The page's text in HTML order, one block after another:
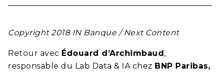
Copyright 2018 IN Banque / Next Content
Retour avec Édouard d’Archimbaud,
responsable du Lab Data & IA chez BNP Paribas,